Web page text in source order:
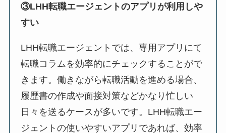
③LHH転職エージェントのアプリが利用しや
すい
LHH転職エージェントでは、専用アプリにて
転職コラムを効率的にチェックすることがで
きます。働きながら転職活動を進める場合、
履歴書の作成や面接対策などかなり忙しい
日々を送るケースが多いです。LHH転職エー
ジェントの使いやすいアプリであれば、効率